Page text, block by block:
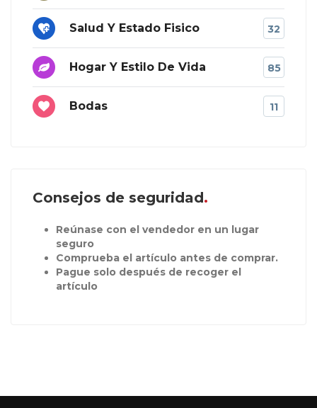
Salud Y Estado Fisico 32
Hogar Y Estilo De Vida 85
Bodas 11
Consejos de seguridad
Reúnase con el vendedor en un lugar
seguro
Comprueba el artículo antes de comprar.
Pague solo después de recoger el
artículo